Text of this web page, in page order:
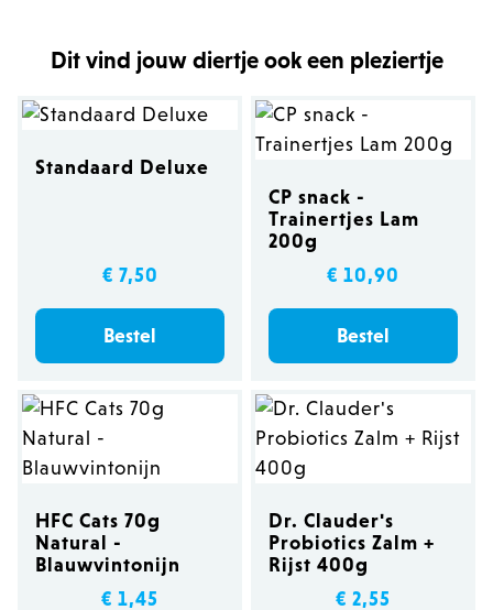
Dit vind jouw diertje ook een pleziertje
Standaard Deluxe
€ 7,50
Bestel
CP snack -
Trainertjes Lam
200g
€ 10,90
Bestel
HFC Cats 70g
Natural -
Blauwvintonijn
€ 1,45
Dr. Clauder's
Probiotics Zalm +
Rijst 400g
€ 2,55